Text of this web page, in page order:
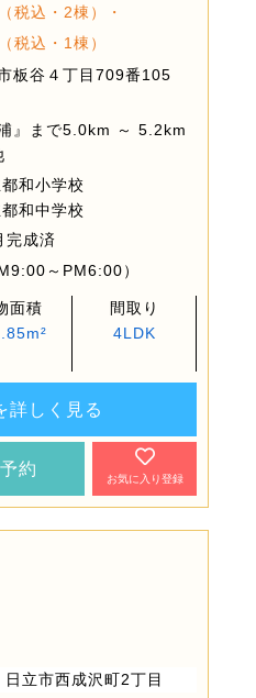
税込・2棟）・
税込・1棟）
板谷４丁目709番105
』まで5.0km ～ 5.2km
和小学校
和中学校
完成済
～PM6:00）
面積
間取り
4LDK
詳しく見る
約
お気に入り登録